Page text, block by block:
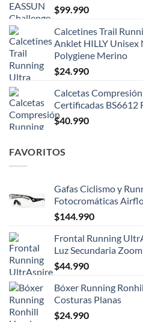
$99.990
Calcetines Trail
Anklet HILLY
Polygiene Merino
$24.990
Calcetas
Certificadas BS6612
$40.990
FAVORITOS
Gafas Ciclismo y
Fotocromáticas
$144.990
Frontal Running
Luz Secundaria Zoom
$44.990
Bóxer Running
Costuras Planas
$24.990